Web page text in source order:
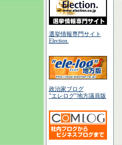
選挙情報専門サイト
Election.
政治家ブログ
"エレログ"地方議員版